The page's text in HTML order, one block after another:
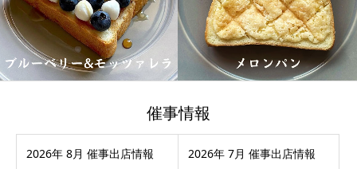
催事情報
2026年 8月 催事出店情報 2026年 7月 催事出店情報